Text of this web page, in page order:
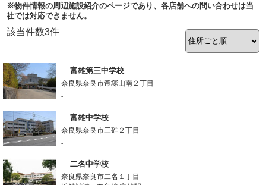
※物件情報の周辺施設紹介のページであり、各店舗への問い合わせは当
社では対応できません。
該当件数3件
富雄第三中学校
奈良県奈良市帝塚山南２丁目
-
富雄中学校
奈良県奈良市三碓２丁目
-
二名中学校
奈良県奈良市二名１丁目